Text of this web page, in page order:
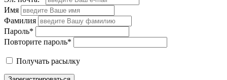
Имя
Фамилия
Пароль*
Повторите пароль*
Получать расылку